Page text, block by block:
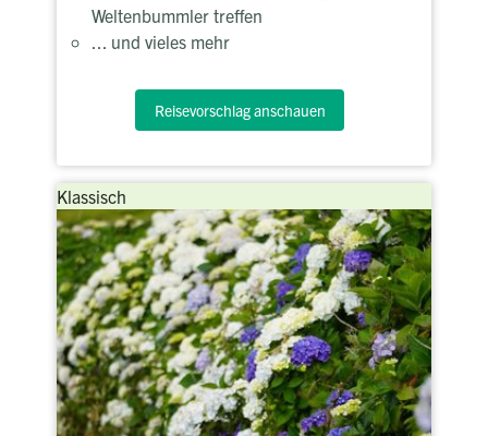
Weltenbummler treffen
... und vieles mehr
Reisevorschlag anschauen
Klassisch